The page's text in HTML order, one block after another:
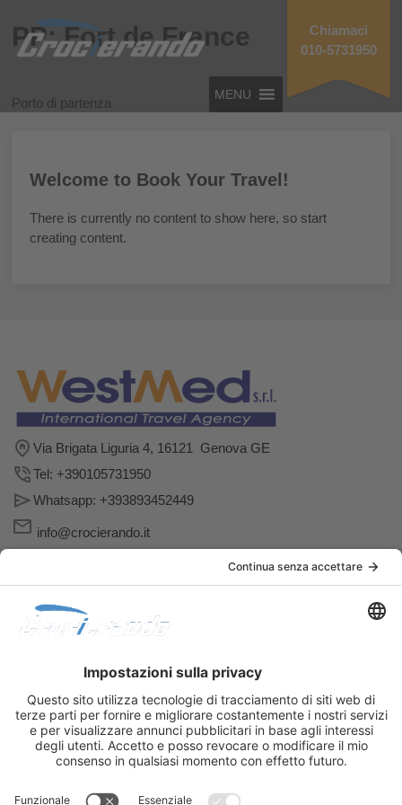
MENU
Chiamaci
010-5731950
PP: Fort de France
Porto di partenza
Welcome to Book Your Travel!
There is currently no content to show here, so start
creating content.
Via Brigata Liguria 4, 16121 Genova GE
Tel: +390105731950
Whatsapp: +393893452449
info@crocierando.it
Follow us
Link Utili
Viaggiaresicuri.it
Esteri: la rete diplomatica